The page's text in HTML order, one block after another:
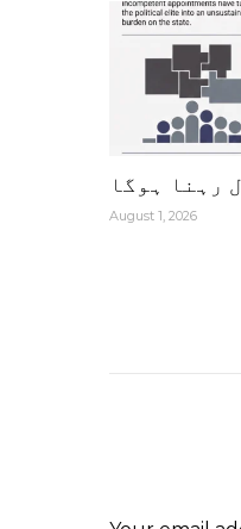
رہنا ہوگا
August 1, 2026